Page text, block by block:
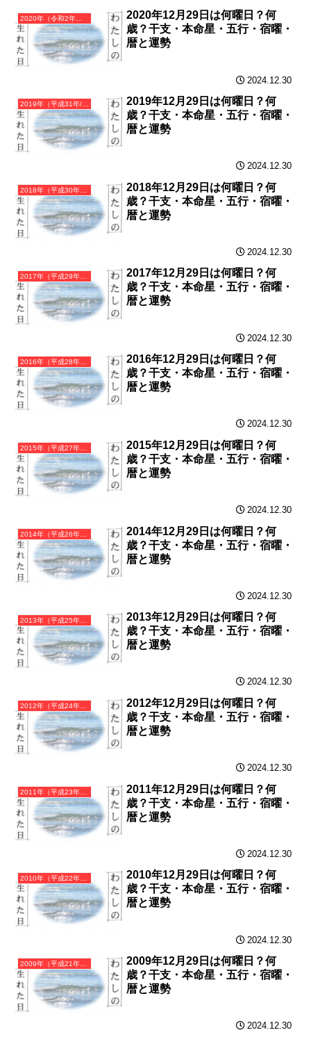
2020年（令和2年）庚子（かのえね）・子年（ねずみ年）カレンダー（月曜はじまり）
2020年12月29日は何曜日？何
歳？干支・本命星・五行・宿曜・
暦と運勢
2024.12.30
2019年（平成31年/令和元年）己亥（つちのとい）・亥年（いのしし年）カレンダー（月曜はじまり）
2019年12月29日は何曜日？何
歳？干支・本命星・五行・宿曜・
暦と運勢
2024.12.30
2018年（平成30年）戊戌（つちのえいぬ）・戌年（いぬ年）カレンダー（月曜はじまり）
2018年12月29日は何曜日？何
歳？干支・本命星・五行・宿曜・
暦と運勢
2024.12.30
2017年（平成29年）丁酉（ひのととり）・酉年（とり年）カレンダー（月曜はじまり）
2017年12月29日は何曜日？何
歳？干支・本命星・五行・宿曜・
暦と運勢
2024.12.30
2016年（平成28年）丙申（ひのえさる）・申年（さる年）カレンダー（月曜はじまり）
2016年12月29日は何曜日？何
歳？干支・本命星・五行・宿曜・
暦と運勢
2024.12.30
2015年（平成27年）乙未（きのとひつじ）・未年（ひつじ年）カレンダー（月曜はじまり）
2015年12月29日は何曜日？何
歳？干支・本命星・五行・宿曜・
暦と運勢
2024.12.30
2014年（平成26年）甲午（きのえうま）・午年（うま年）カレンダー（月曜はじまり）
2014年12月29日は何曜日？何
歳？干支・本命星・五行・宿曜・
暦と運勢
2024.12.30
2013年（平成25年）癸巳（みずのとみ）・巳年（へび年）カレンダー（月曜はじまり）
2013年12月29日は何曜日？何
歳？干支・本命星・五行・宿曜・
暦と運勢
2024.12.30
2012年（平成24年）壬辰（みずのえたつ）・辰年（たつ年）カレンダー（月曜はじまり）
2012年12月29日は何曜日？何
歳？干支・本命星・五行・宿曜・
暦と運勢
2024.12.30
2011年（平成23年）辛卯（かのとう）・卯年（うさぎ年）カレンダー（月曜はじまり）
2011年12月29日は何曜日？何
歳？干支・本命星・五行・宿曜・
暦と運勢
2024.12.30
2010年（平成22年）庚寅（かのえとら）・寅年（とら年）カレンダー（月曜はじまり）
2010年12月29日は何曜日？何
歳？干支・本命星・五行・宿曜・
暦と運勢
2024.12.30
2009年（平成21年）己丑（つちのとうし）・丑年（うし年）カレンダー（月曜はじまり）
2009年12月29日は何曜日？何
歳？干支・本命星・五行・宿曜・
暦と運勢
2024.12.30